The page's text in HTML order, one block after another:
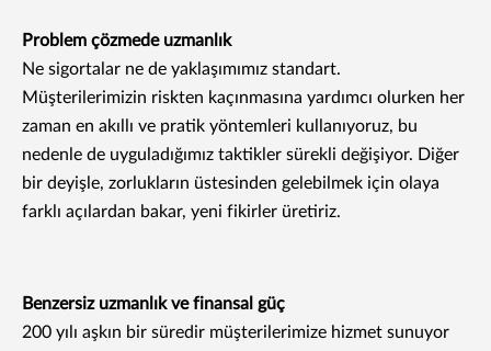
Problem çözmede uzmanlık
Ne sigortalar ne de yaklaşımımız standart.
Müşterilerimizin riskten kaçınmasına yardımcı olurken her
zaman en akıllı ve pratik yöntemleri kullanıyoruz, bu
nedenle de uyguladığımız taktikler sürekli değişiyor. Diğer
bir deyişle, zorlukların üstesinden gelebilmek için olaya
farklı açılardan bakar, yeni fikirler üretiriz.
Benzersiz uzmanlık ve finansal güç
200 yılı aşkın bir süredir müşterilerimize hizmet sunuyor